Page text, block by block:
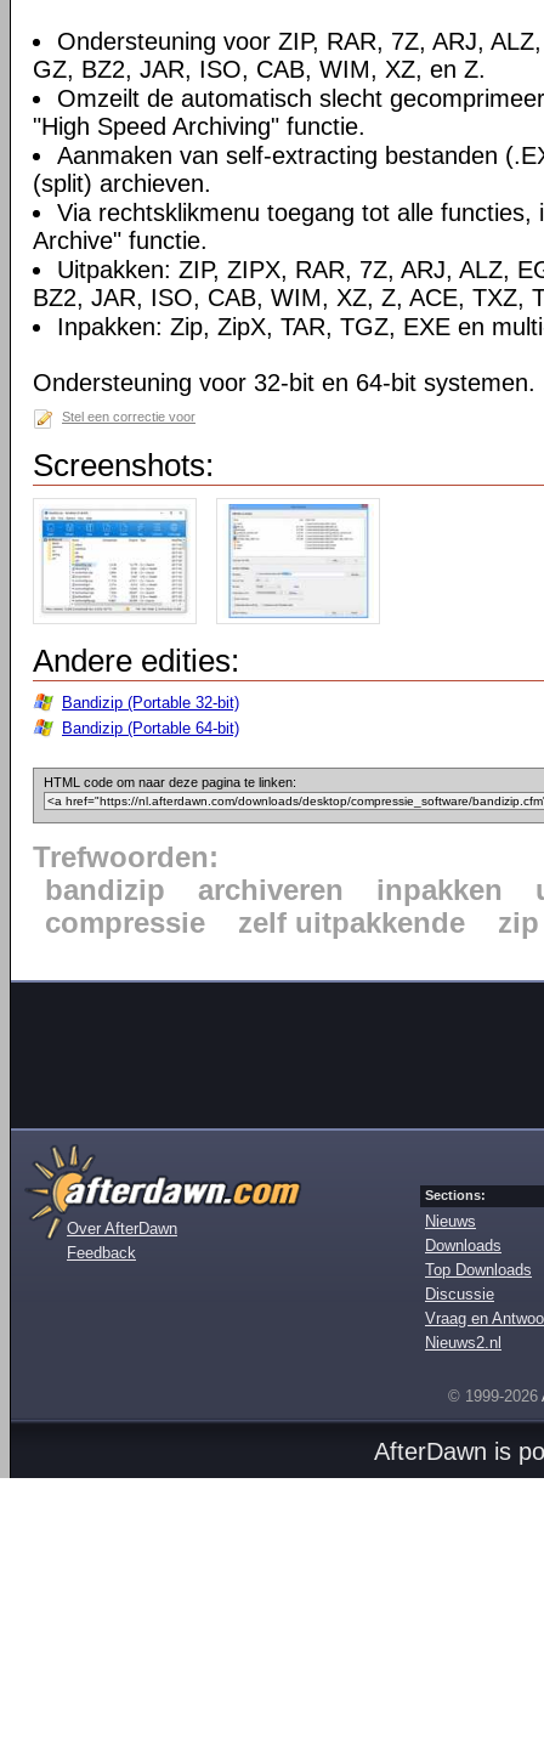
Ondersteuning voor ZIP, RAR, 7Z, ARJ,
GZ, BZ2, JAR, ISO, CAB, WIM, XZ, en Z.
Omzeilt de automatisch slecht
"High Speed Archiving" functie.
Aanmaken van self-extracting bestanden
(split) archieven.
Via rechtsklikmenu toegang tot alle functies,
Archive" functie.
Uitpakken: ZIP, ZIPX, RAR, 7Z, ARJ, ALZ,
BZ2, JAR, ISO, CAB, WIM, XZ, Z, ACE, TXZ,
Inpakken: Zip, ZipX, TAR, TGZ, EXE en
Ondersteuning voor 32-bit en 64-bit systemen.
Stel een correctie voor
Screenshots:
Andere edities:
Bandizip (Portable 32-bit)
Bandizip (Portable 64-bit)
HTML code om naar deze pagina te linken:
Trefwoorden:
bandizip
archiveren inpakken
compressie
zelf uitpakkende zip
Over AfterDawn
Feedback
Sections:
Nieuws
Downloads
Top Downloads
Discussie
Vraag en
Nieuws2.nl
© 1999-2026
AfterDawn is